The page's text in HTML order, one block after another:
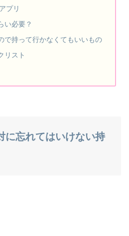
プリ
い必要？
で持って行かなくてもいいもの
リスト
に忘れてはいけない持